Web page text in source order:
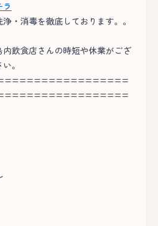
・消毒を徹底しております。。
飲食店さんの時短や休業がござ
。